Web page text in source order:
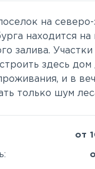
на северо-
находится на
залива.
здесь дом
и в
только шум
от